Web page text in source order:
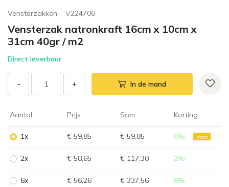
Vensterzakken V224706
Vensterzak natronkraft 16cm x 10cm x
31cm 40gr / m2
Direct leverbaar
− + In de mand
Aantal Prijs Som Korting
1x € 59,85 € 59,85 0% doos
2x € 58,65 € 117,30 2%
6x € 56,26 € 337,56 6%